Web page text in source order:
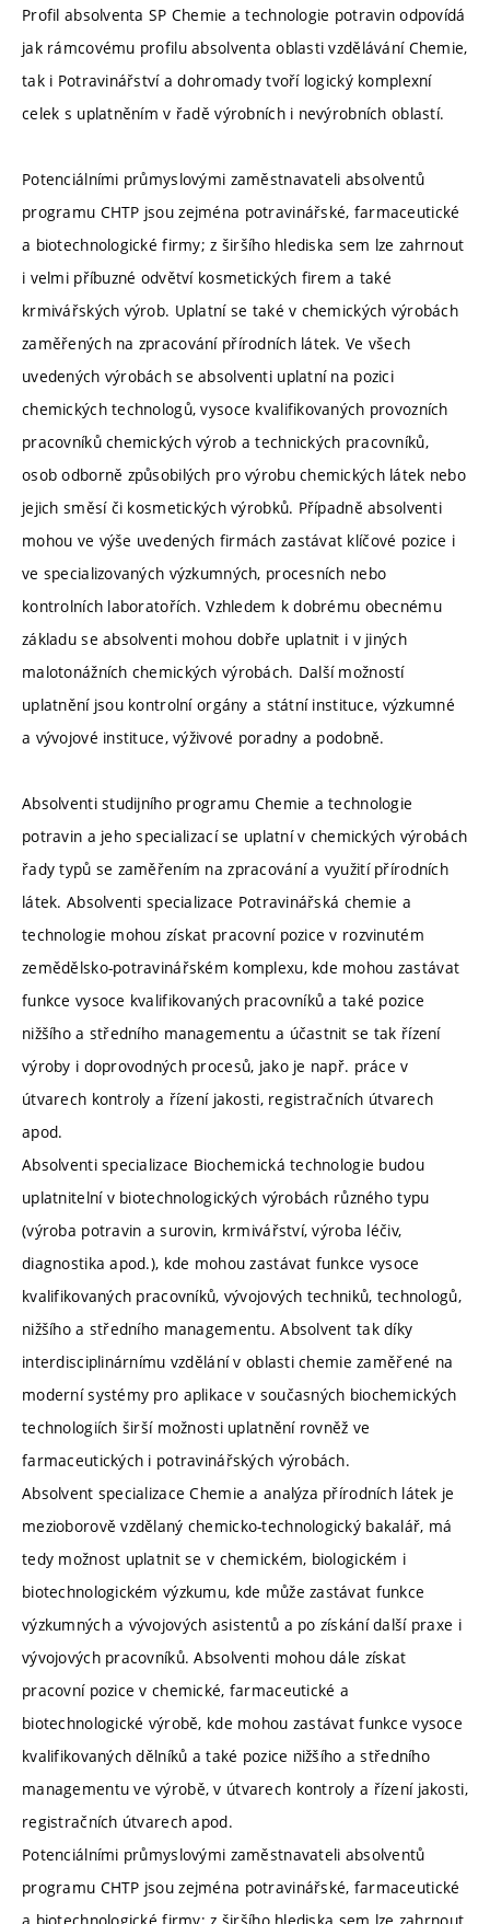
Profil absolventa SP Chemie a technologie potravin odpovídá
jak rámcovému profilu absolventa oblasti vzdělávání Chemie,
tak i Potravinářství a dohromady tvoří logický komplexní
celek s uplatněním v řadě výrobních i nevýrobních oblastí.
Potenciálními průmyslovými zaměstnavateli absolventů
programu CHTP jsou zejména potravinářské, farmaceutické
a biotechnologické firmy; z širšího hlediska sem lze zahrnout
i velmi příbuzné odvětví kosmetických firem a také
krmivářských výrob. Uplatní se také v chemických výrobách
zaměřených na zpracování přírodních látek. Ve všech
uvedených výrobách se absolventi uplatní na pozici
chemických technologů, vysoce kvalifikovaných provozních
pracovníků chemických výrob a technických pracovníků,
osob odborně způsobilých pro výrobu chemických látek nebo
jejich směsí či kosmetických výrobků. Případně absolventi
mohou ve výše uvedených firmách zastávat klíčové pozice i
ve specializovaných výzkumných, procesních nebo
kontrolních laboratořích. Vzhledem k dobrému obecnému
základu se absolventi mohou dobře uplatnit i v jiných
malotonážních chemických výrobách. Další možností
uplatnění jsou kontrolní orgány a státní instituce, výzkumné
a vývojové instituce, výživové poradny a podobně.
Absolventi studijního programu Chemie a technologie
potravin a jeho specializací se uplatní v chemických výrobách
řady typů se zaměřením na zpracování a využití přírodních
látek. Absolventi specializace Potravinářská chemie a
technologie mohou získat pracovní pozice v rozvinutém
zemědělsko-potravinářském komplexu, kde mohou zastávat
funkce vysoce kvalifikovaných pracovníků a také pozice
nižšího a středního managementu a účastnit se tak řízení
výroby i doprovodných procesů, jako je např. práce v
útvarech kontroly a řízení jakosti, registračních útvarech
apod.
Absolventi specializace Biochemická technologie budou
uplatnitelní v biotechnologických výrobách různého typu
(výroba potravin a surovin, krmivářství, výroba léčiv,
diagnostika apod.), kde mohou zastávat funkce vysoce
kvalifikovaných pracovníků, vývojových techniků, technologů,
nižšího a středního managementu. Absolvent tak díky
interdisciplinárnímu vzdělání v oblasti chemie zaměřené na
moderní systémy pro aplikace v současných biochemických
technologiích širší možnosti uplatnění rovněž ve
farmaceutických i potravinářských výrobách.
Absolvent specializace Chemie a analýza přírodních látek je
mezioborově vzdělaný chemicko-technologický bakalář, má
tedy možnost uplatnit se v chemickém, biologickém i
biotechnologickém výzkumu, kde může zastávat funkce
výzkumných a vývojových asistentů a po získání další praxe i
vývojových pracovníků. Absolventi mohou dále získat
pracovní pozice v chemické, farmaceutické a
biotechnologické výrobě, kde mohou zastávat funkce vysoce
kvalifikovaných dělníků a také pozice nižšího a středního
managementu ve výrobě, v útvarech kontroly a řízení jakosti,
registračních útvarech apod.
Potenciálními průmyslovými zaměstnavateli absolventů
programu CHTP jsou zejména potravinářské, farmaceutické